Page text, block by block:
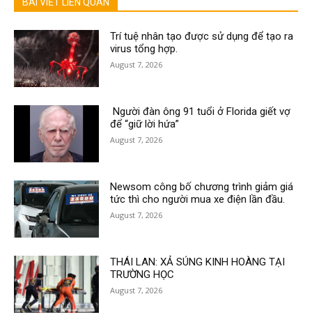
BÀI VIẾT LIÊN QUAN
Trí tuệ nhân tạo được sử dụng để tạo ra
virus tổng hợp.
August 7, 2026
Người đàn ông 91 tuổi ở Florida giết vợ
để “giữ lời hứa”
August 7, 2026
Newsom công bố chương trình giảm giá
tức thì cho người mua xe điện lần đầu.
August 7, 2026
THÁI LAN: XẢ SÚNG KINH HOÀNG TẠI
TRƯỜNG HỌC
August 7, 2026